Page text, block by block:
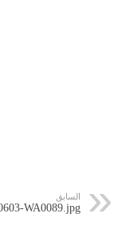
السابق
WA0089.jpg